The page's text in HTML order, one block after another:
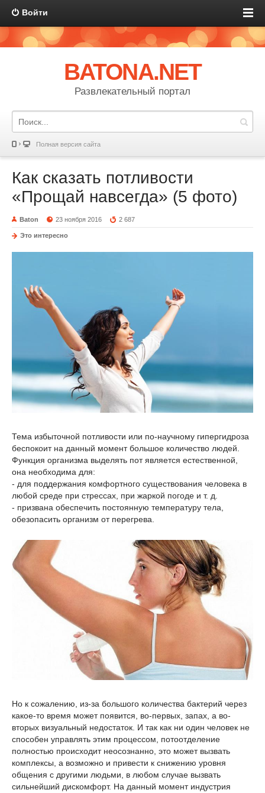
Войти
BATONA.NET
Развлекательный портал
Полная версия сайта
Как сказать потливости
«Прощай навсегда» (5 фото)
Baton 23 ноября 2016 2 687
Это интересно
Тема избыточной потливости или по-научному гипергидроза
беспокоит на данный момент большое количество людей.
Функция организма выделять пот является естественной,
она необходима для:
- для поддержания комфортного существования человека в
любой среде при стрессах, при жаркой погоде и т. д.
- призвана обеспечить постоянную температуру тела,
обезопасить организм от перегрева.
Но к сожалению, из-за большого количества бактерий через
какое-то время может появится, во-первых, запах, а во-
вторых визуальный недостаток. И так как ни один человек не
способен управлять этим процессом, потоотделение
полностью происходит неосознанно, это может вызвать
комплексы, а возможно и привести к снижению уровня
общения с другими людьми, в любом случае вызвать
сильнейший дискомфорт. На данный момент индустрия